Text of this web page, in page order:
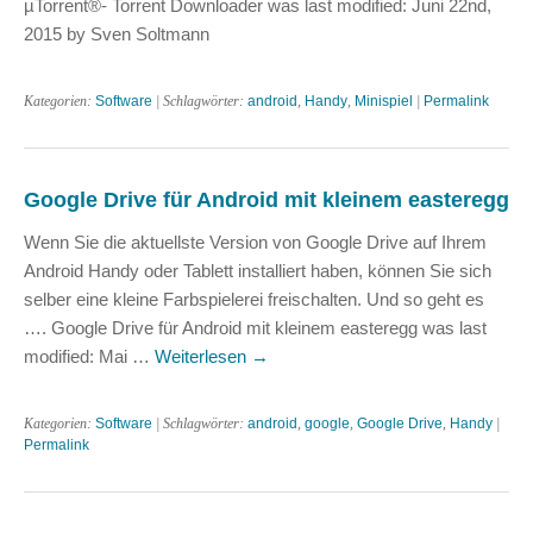
µTorrent®- Torrent Downloader was last modified: Juni 22nd,
2015 by Sven Soltmann
Kategorien: Software | Schlagwörter: android , Handy, Minispiel Permalink
Google Drive für Android mit kleinem easteregg
Wenn Sie die aktuellste Version von Google Drive auf Ihrem
Android Handy oder Tablett installiert haben, können Sie sich
selber eine kleine Farbspielerei freischalten. Und so geht es
…. Google Drive für Android mit kleinem easteregg was last
modified: Mai … Weiterlesen →
Kategorien: Software | Schlagwörter: android , google, Google Drive, Handy
Permalink